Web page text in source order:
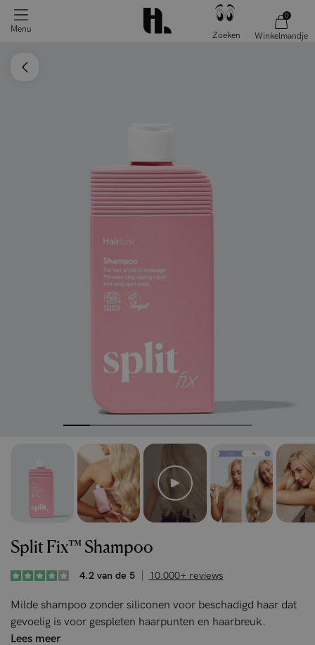
Menu
Zoeken
0
Winkelmandje
Split Fix™ Shampoo
4.2 van de 5 10.000+ reviews
Milde shampoo zonder siliconen voor beschadigd haar dat
gevoelig is voor gespleten haarpunten en haarbreuk.
Lees meer